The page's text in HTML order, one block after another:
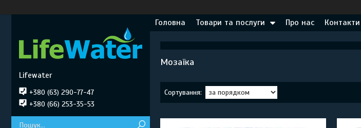
Головна Товари та послуги Про нас Контакти
Мозаїка
Lifewater
+380 (63) 290-77-47
+380 (66) 253-35-53